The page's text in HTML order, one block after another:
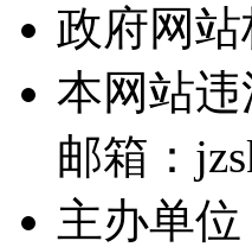
政府网
本网站违
邮箱：
主办单